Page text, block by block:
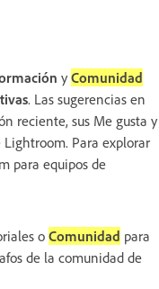
y Comunidad
. Las sugerencias en
reciente, sus Me gusta y
Para explorar
para equipos de
o Comunidad para
de la comunidad de